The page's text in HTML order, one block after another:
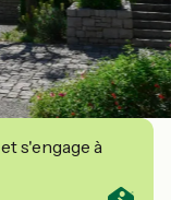
s'engage à